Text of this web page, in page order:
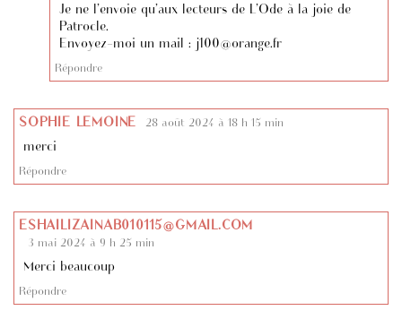
Je ne l’envoie qu’aux lecteurs de L’Ode à la joie de
Patrocle.
Envoyez-moi un mail : j100@orange.fr
Répondre
SOPHIE LEMOINE 28 août 2024 à 18 h 15 min
merci
Répondre
ESHAILIZAINAB010115@GMAIL.COM
3 mai 2024 à 9 h 25 min
Merci beaucoup
Répondre